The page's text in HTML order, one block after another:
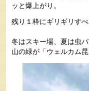
ッと爆上がり。
残り１枠にギリギリす
冬はスキー場、夏は虫パ
山の緑が「ウェルカム